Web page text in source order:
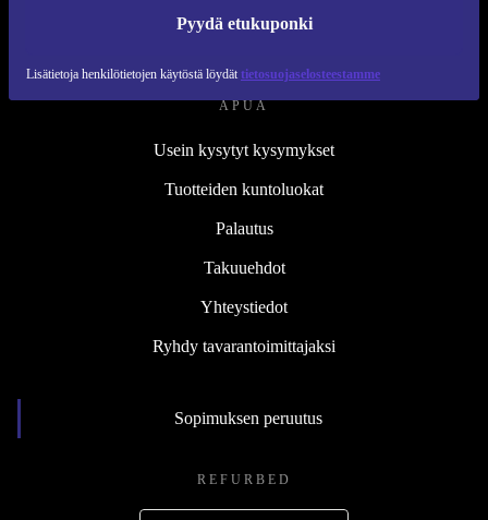
Pyydä etukuponki
Lisätietoja henkilötietojen käytöstä löydät tietosuojaselosteestamme
APUA
Usein kysytyt kysymykset
Tuotteiden kuntoluokat
Palautus
Takuuehdot
Yhteystiedot
Ryhdy tavarantoimittajaksi
Sopimuksen peruutus
REFURBED